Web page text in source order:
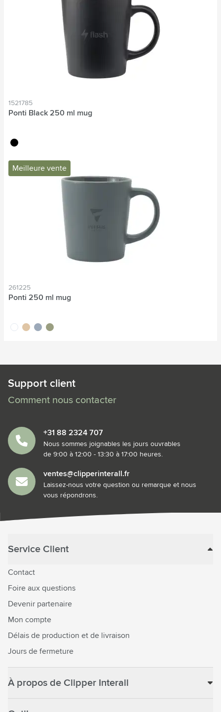
1521785
Ponti Black 250 ml mug
noir
Meilleure vente
261225
Ponti 250 ml mug
blancsablegris vert
Support client
Comment nous contacter
+31 88 2324 707
Nous sommes joignables les jours ouvrables
de 9:00 à 12:00 - 13:30 à 17:00 heures.
ventes@clipperinterall.fr
Laissez-nous votre question ou remarque et nous
vous répondrons.
Service Client
Contact
Foire aux questions
Devenir partenaire
Mon compte
Délais de production et de livraison
Jours de fermeture
À propos de Clipper Interall